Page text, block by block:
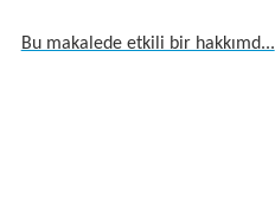
Bu makalede etkili bir hakkımd...